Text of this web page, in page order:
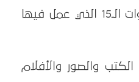
بشكل خاص خلال السنوات الـ15 الذي عمل فيها
والصور والأفلام